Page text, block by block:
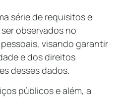
série de requisitos e
observados no
visando garantir
e dos direitos
desses dados.
públicos e além, a